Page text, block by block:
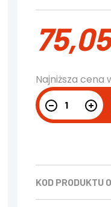
Najniższa
KOD PRODUKTU